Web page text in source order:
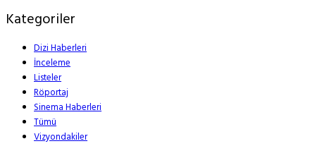
Kategoriler
Dizi Haberleri
İnceleme
Listeler
Röportaj
Sinema Haberleri
Tümü
Vizyondakiler